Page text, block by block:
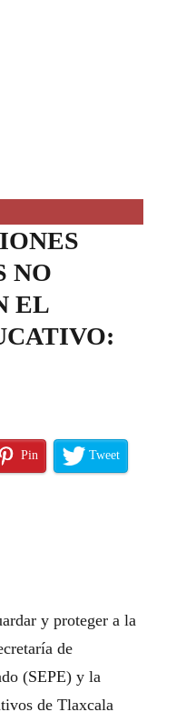
NO
EL
Pin Tweet
y proteger a la
de
(SEPE) y la
de Tlaxcala